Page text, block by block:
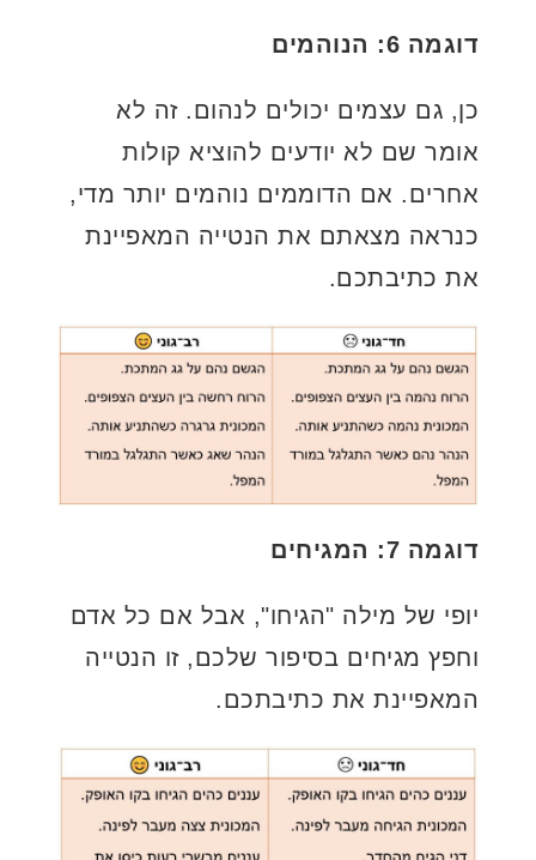
דוגמה 6: הנוהמים
כן, גם עצמים יכולים לנהום. זה לא
אומר שם לא יודעים להוציא קולות
אחרים. אם הדוממים נוהמים יותר מדי,
כנראה מצאתם את הנטייה המאפיינת
את כתיבתכם.
דוגמה 7: המגיחים
יופי של מילה "הגיחו", אבל אם כל אדם
וחפץ מגיחים בסיפור שלכם, זו הנטייה
המאפיינת את כתיבתכם.